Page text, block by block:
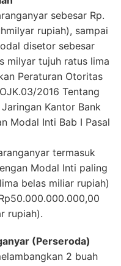
sebesar Rp.
rupiah), sampai
disetor sebesar
milyar tujuh ratus lima
Peraturan Otoritas
2016 Tentang
Kantor Bank
Modal Inti Bab I Pasal
termasuk
Modal Inti paling
belas miliar rupiah)
rupiah).
(Perseroda)
2 buah